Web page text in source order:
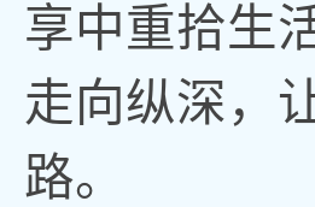
享中重拾生
走向纵深，
路。